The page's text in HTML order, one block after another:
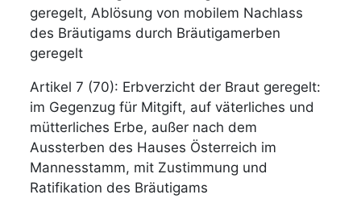
geregelt, Ablösung von mobilem Nachlass
des Bräutigams durch Bräutigamerben
geregelt
Artikel 7 (70): Erbverzicht der Braut geregelt:
im Gegenzug für Mitgift, auf väterliches und
mütterliches Erbe, außer nach dem
Aussterben des Hauses Österreich im
Mannesstamm, mit Zustimmung und
Ratifikation des Bräutigams